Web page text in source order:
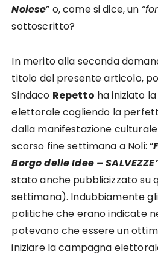
Nolese” o, come si dice, un “
sottoscritto?
In merito alla seconda
titolo del presente articolo,
Sindaco Repetto ha iniziato
elettorale cogliendo la
dalla manifestazione
scorso fine settimana a Noli: “
Borgo delle Idee –
stato anche pubblicizzato su
settimana). Indubbiamente
politiche che erano indicate
potevano che essere un
iniziare la campagna